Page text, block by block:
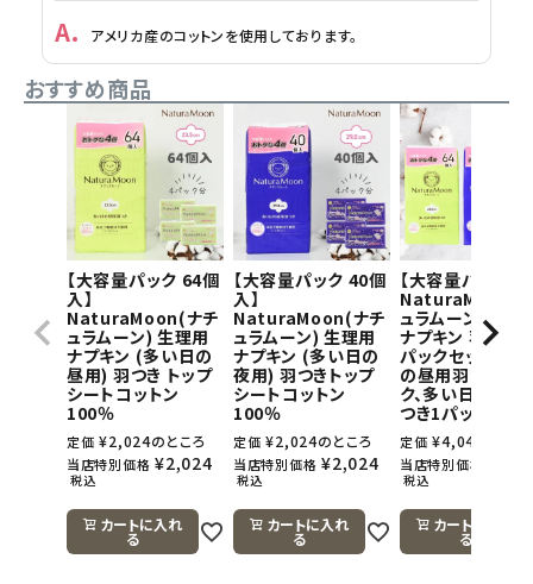
アメリカ産のコットンを使用しております。
おすすめ商品
【大容量パック 64個
入】
NaturaMoon(ナチ
ュラムーン) 生理用
ナプキン (多い日の
昼用) 羽つき トップ
シートコットン
100％
定価 ¥2,024のところ
当店特別価格 ¥2,024
税込
カートに入れ
る
【大容量パック 40個
入】
NaturaMoon(ナチ
ュラムーン) 生理用
ナプキン (多い日の
夜用) 羽つきトップ
シートコットン
100％
定価 ¥2,024のところ
当店特別価格 ¥2,024
税込
カートに入れ
る
【大容量パック】
NaturaMoon(
ュラムーン) 生理
ナプキン 羽つき
パックセット(多
の昼用羽つき1パ
ク、多い日の夜
つき1パック)
定価 ¥4,048
当店特別価格
税込
カートに入れ
る